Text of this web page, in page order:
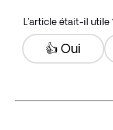
L'article était-il utile
👍 Oui